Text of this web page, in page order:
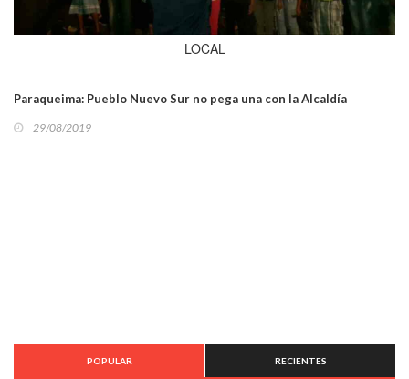
LOCAL
Paraqueima: Pueblo Nuevo Sur no pega una con la Alcaldía
29/08/2019
POPULAR RECIENTES